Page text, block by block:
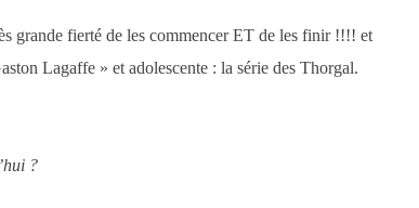
grande fierté de les commencer ET de les finir !!!! et
Lagaffe » et adolescente : la série des Thorgal.
?